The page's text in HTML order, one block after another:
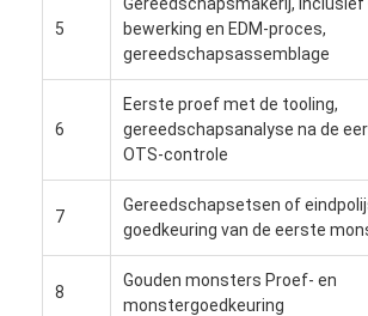
Ongeveer ons
Fabrieksreis
Contacteer ons
Gevallen
Ga Nu Praten.
5
bewerking en EDM-proces,
gereedschapsassemblage
6
Eerste proef met de tooling,
gereedschapsanalyse na de
OTS-controle
7
Gereedschapsetsen of
goedkeuring van de eerste
8
Gouden monsters Proef- en
monstergoedkeuring